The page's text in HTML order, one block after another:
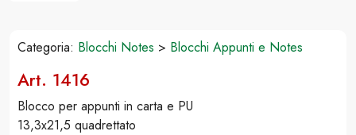
Categoria: Blocchi Notes > Blocchi Appunti e Notes
Art. 1416
Blocco per appunti in carta e PU
13,3x21,5 quadrettato